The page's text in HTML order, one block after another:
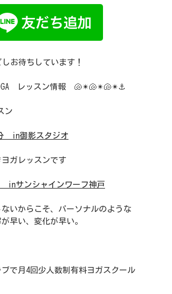
お待ちしています！
レッスン情報 🐚✴︎🐚✴︎🐚✴︎⚓️
ン
in御影スタジオ
ガレッスンです
inサンシャインワーフ神戸
からこそ、パーソナルのような
早い、変化が早い。
月4回少人数制有料ヨガスクール